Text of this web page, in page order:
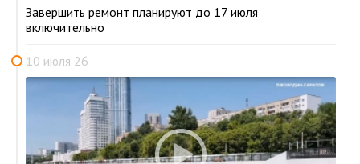
Завершить ремонт планируют до 17 июля
включительно
10 июля 26